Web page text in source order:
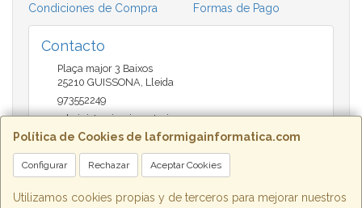
Política de Cookies de laformigainformatica.com
Configurar Rechazar Aceptar Cookies
Utilizamos cookies propias y de terceros para mejorar nuestros
Condiciones de Compra
Formas de Pago
Contacto
Plaça major 3 Baixos
25210 GUISSONA Lleida
973552249
administracio@insectari.com
Horario
Matí de 9 a 13:30 - Tarda 17 a 20:30